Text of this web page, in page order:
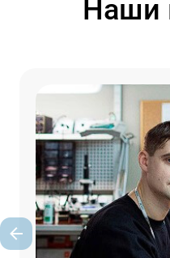
Наши